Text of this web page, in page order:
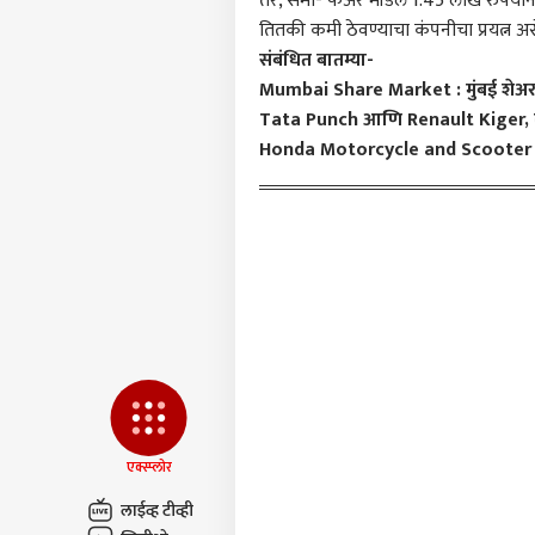
एक्स्प्लोर
लाईव्ह टीव्ही
तितकी कमी ठेवण्याचा कंपनीचा प्रयत्न
संबंधित बातम्या-
Mumbai Share Market : मुंबई शेअर
Tata Punch आणि Renault Kiger,
Honda Motorcycle and Scooter
प्रायव्हसी पॉलिसी
संपर्क साधा
करिअर
फीडबॅक
आमच्याबद्दल
|